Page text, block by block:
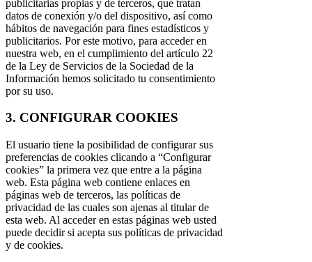
publicitarias propias y de terceros, que tratan
datos de conexión y/o del dispositivo, así como
hábitos de navegación para fines estadísticos y
publicitarios. Por este motivo, para acceder en
nuestra web, en el cumplimiento del artículo 22
de la Ley de Servicios de la Sociedad de la
Información hemos solicitado tu consentimiento
por su uso.
3. CONFIGURAR COOKIES
El usuario tiene la posibilidad de configurar sus
preferencias de cookies clicando a “Configurar
cookies” la primera vez que entre a la página
web. Esta página web contiene enlaces en
páginas web de terceros, las políticas de
privacidad de las cuales son ajenas al titular de
esta web. Al acceder en estas páginas web usted
puede decidir si acepta sus políticas de privacidad
y de cookies.